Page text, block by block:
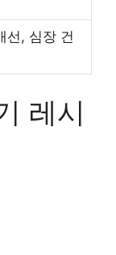
선, 심장 건
레시